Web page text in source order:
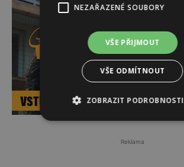
Reklama
NEZAŘAZENÉ SOUBORY
VŠE PŘIJMOUT
VŠE ODMÍTNOUT
ZOBRAZIT PODROBNOSTI